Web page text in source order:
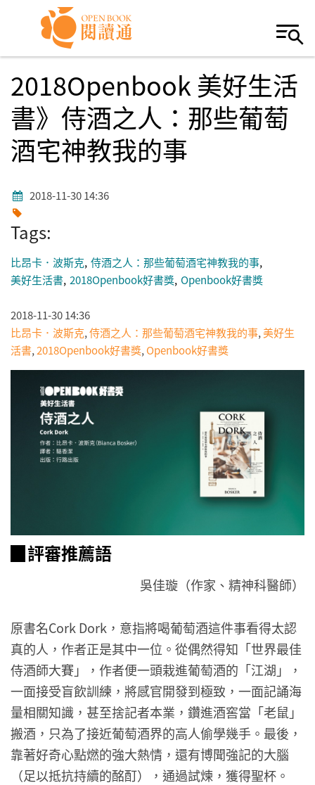
Skip to navigation
移至主內容
2018Openbook 美好生活
書》侍酒之人：那些葡萄
酒宅神教我的事
2018-11-30 14:36
Tags:
比昂卡．波斯克 侍酒之人：那些葡萄酒宅神教我的事
美好生活書 2018Openbook好書獎 Openbook好書獎
2018-11-30 14:36
比昂卡．波斯克,侍酒之人：那些葡萄酒宅神教我的事,美好生
活書,2018Openbook好書獎, Openbook好書獎
▉評審推薦語
吳佳璇（作家、精神科醫師）
原書名Cork Dork，意指將喝葡萄酒這件事看得太認
真的人，作者正是其中一位。從偶然得知「世界最佳
侍酒師大賽」，作者便一頭栽進葡萄酒的「江湖」，
一面接受盲飲訓練，將感官開發到極致，一面記誦海
量相關知識，甚至捨記者本業，鑽進酒窖當「老鼠」
搬酒，只為了接近葡萄酒界的高人偷學幾手。最後，
靠著好奇心點燃的強大熱情，還有博聞強記的大腦
（足以抵抗持續的酩酊），通過試煉，獲得聖杯。